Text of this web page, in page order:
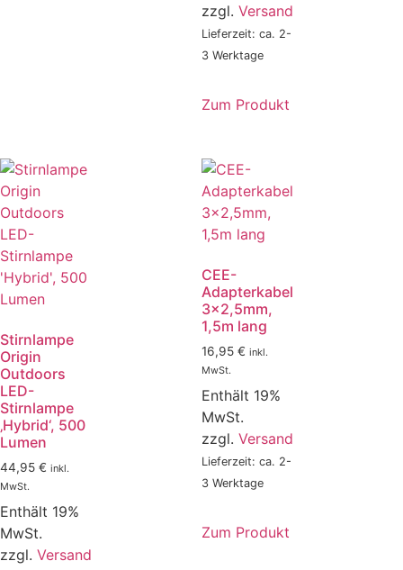
zzgl. Versand
Lieferzeit: ca. 2-
3 Werktage
Zum Produkt
Stirnlampe
Origin
Outdoors
LED-
Stirnlampe
‚Hybrid‘, 500
Lumen
44,95 € inkl.
MwSt.
Enthält 19%
MwSt.
zzgl. Versand
CEE-
Adapterkabel
3×2,5mm,
1,5m lang
16,95 € inkl.
MwSt.
Enthält 19%
MwSt.
zzgl. Versand
Lieferzeit: ca. 2-
3 Werktage
Zum Produkt